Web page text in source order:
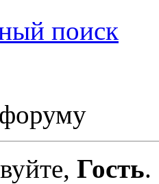
поиск
Гость.